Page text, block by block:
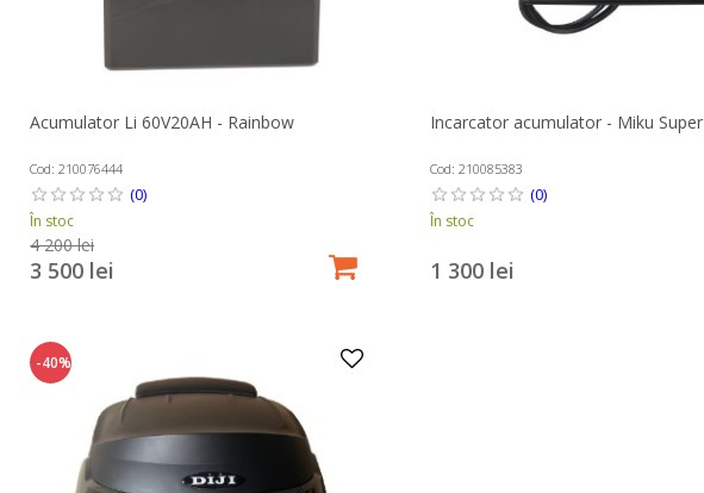
Acumulator Li 60V20AH - Rainbow
Cod: 210076444
(0)
În stoc
4 200 lei
3 500 lei
Incarcator acumulator - Miku Super
Cod: 210085383
(0)
În stoc
1 300 lei
-40%